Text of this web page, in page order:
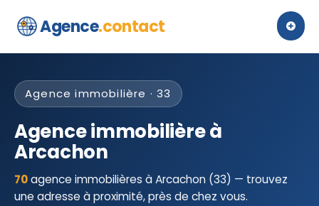
Agence.contact
Agence immobilière · 33
Agence immobilière à
Arcachon
70agence immobilières à Arcachon (33) — trouvez
une adresse à proximité, près de chez vous.